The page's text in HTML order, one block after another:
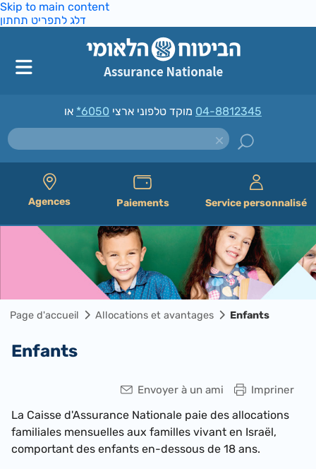
Skip to main content
דלג לתפריט תחתון
מוקד טלפוני ארצי *6050 04-8812345
Agences Paiements Service personnalisé
Page d'accueil Allocations et avantages Enfants
Enfants
Impriner
Envoyer à un ami
La Caisse d'Assurance Nationale paie des allocations
familiales mensuelles aux familles vivant en Israël,
comportant des enfants en-dessous de 18 ans.